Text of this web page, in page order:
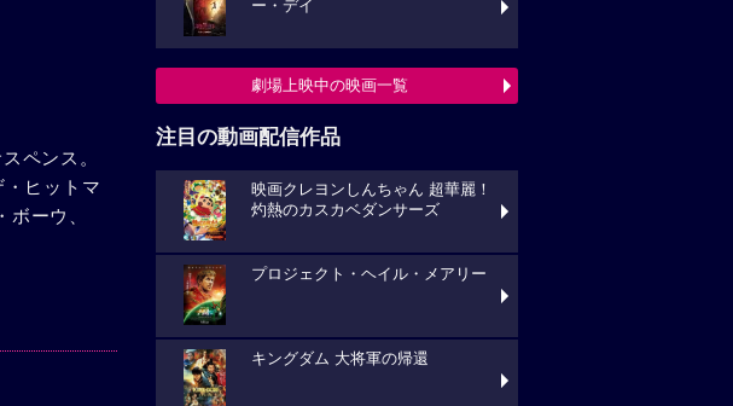
に会いに
撮してい
殺したサ
、クリス
ペンス。
ヒットマ
ーウ、
ー・デイ
劇場上映中の映画一覧
注目の動画配信作品
映画クレヨンしんちゃん 超華麗！
灼熱のカスカベダンサーズ
プロジェクト・ヘイル・メアリー
キングダム 大将軍の帰還